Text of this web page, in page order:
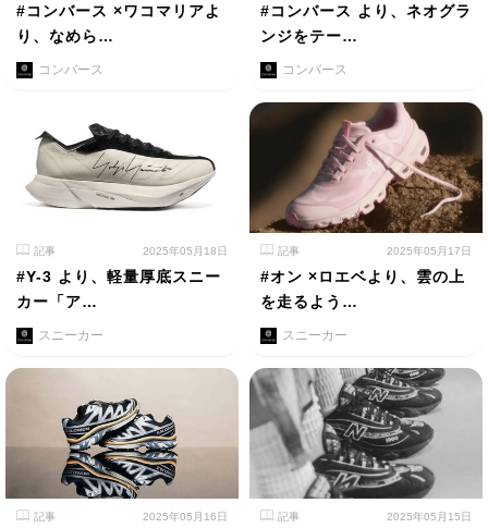
#コンバース ×ワコマリアよ
り、なめら…
コンバース
#コンバース より、ネオグラ
ンジをテー…
コンバース
記事 2025年05月18日
#Y-3 より、軽量厚底スニー
カー「ア…
スニーカー
記事 2025年05月17日
#オン ×ロエベより、雲の上
を走るよう…
スニーカー
記事 2025年05月16日 記事 2025年05月15日